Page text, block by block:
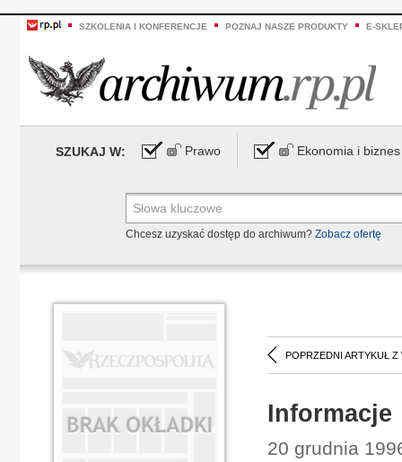
SZKOLENIA I KONFERENCJE POZNAJ NASZE PRODUKTY E-
SZUKAJ W: Prawo Ekonomia i biznes
Chcesz uzyskać dostęp do archiwum? Zobacz ofertę
POPRZEDNI ARTYKUŁ Z
Informacje
20 grudnia